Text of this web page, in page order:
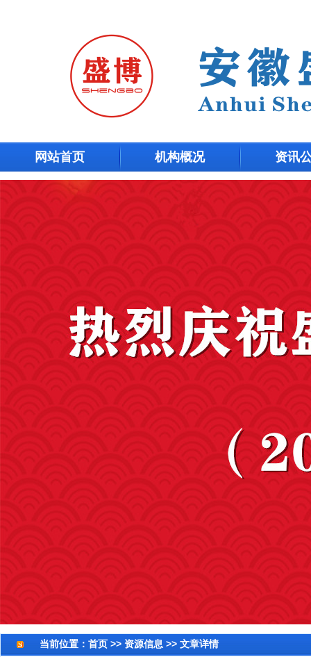
网站首页 机构概况 资讯
当前位置： 首页 >> 资源信息 >> 文章详情